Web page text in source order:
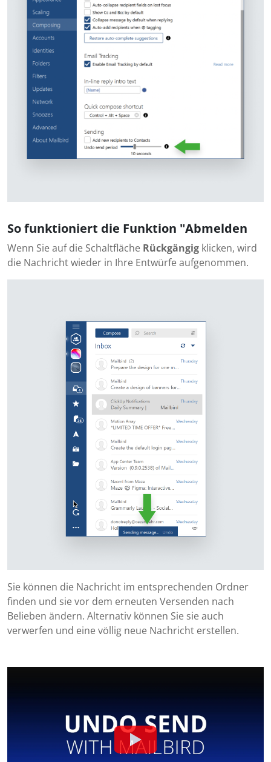
So funktioniert die Funktion "Abmelden
Wenn Sie auf die Schaltfläche Rückgängig klicken, wird
die Nachricht wieder in Ihre Entwürfe aufgenommen.
Sie können die Nachricht im entsprechenden Ordner
finden und sie vor dem erneuten Versenden nach
Belieben ändern. Alternativ können Sie sie auch
verwerfen und eine völlig neue Nachricht erstellen.